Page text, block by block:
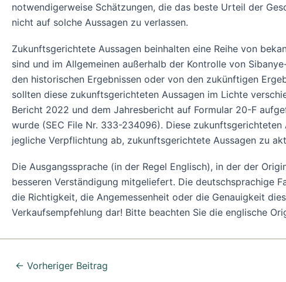
notwendigerweise Schätzungen, die das beste Urteil der
nicht auf solche Aussagen zu verlassen.
Zukunftsgerichtete Aussagen beinhalten eine Reihe von
sind und im Allgemeinen außerhalb der Kontrolle von
den historischen Ergebnissen oder von den zukünftigen
sollten diese zukunftsgerichteten Aussagen im Lichte
Bericht 2022 und dem Jahresbericht auf Formular 20-F
wurde (SEC File Nr. 333-234096). Diese
jegliche Verpflichtung ab, zukunftsgerichtete Aussagen zu
Die Ausgangssprache (in der Regel Englisch), in der der
besseren Verständigung mitgeliefert. Die deutschsprachige
die Richtigkeit, die Angemessenheit oder die Genauigkeit
Verkaufsempfehlung dar! Bitte beachten Sie die englische
← Vorheriger Beitrag